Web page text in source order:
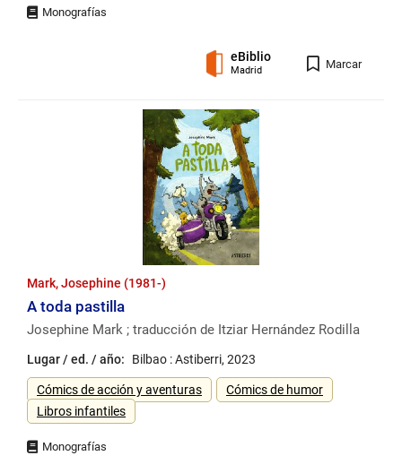
eBiblio
Madrid
Marcar
Mark, Josephine (1981-)
A toda pastilla
Josephine Mark ; traducción de Itziar Hernández Rodilla
Lugar / ed. / año:
Bilbao : Astiberri, 2023
Género
Cómics de acción y aventuras
Cómics de humor
Libros infantiles